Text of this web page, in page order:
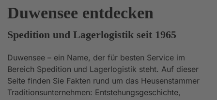
Duwensee entdecken
Spedition und Lagerlogistik seit 1965
Duwensee – ein Name, der für besten Service im
Bereich Spedition und Lagerlogistik steht. Auf dieser
Seite finden Sie Fakten rund um das Heusenstammer
Traditionsunternehmen: Entstehungsgeschichte,